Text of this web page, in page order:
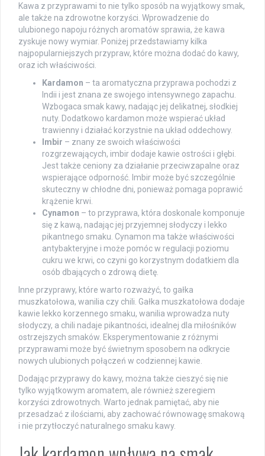
Kawa z przyprawami to nie tylko sposób na wyjątkowy smak,
ale także na zdrowotne korzyści. Wprowadzenie do
ulubionego napoju różnych aromatów sprawia, że kawa
zyskuje nowy wymiar. Poniżej przedstawiamy kilka
najpopularniejszych przypraw, które można dodać do kawy,
oraz ich właściwości.
Kardamon – ta aromatyczna przyprawa pochodzi z
Indii i jest znana ze swojego intensywnego zapachu.
Wzbogaca smak kawy, nadając jej delikatnej, słodkiej
nuty. Dodatkowo kardamon może wspierać układ
trawienny i działać korzystnie na układ oddechowy.
Imbir – znany ze swoich właściwości
rozgrzewających, imbir dodaje kawie ostrości i głębi.
Jest także ceniony za działanie przeciwzapalne oraz
wspierające odporność. Imbir może być szczególnie
skuteczny w chłodne dni, ponieważ pomaga poprawić
krążenie krwi.
Cynamon – to przyprawa, która doskonale komponuje
się z kawą, nadając jej przyjemnej słodyczy i lekko
pikantnego smaku. Cynamon ma także właściwości
antybakteryjne i może pomóc w regulacji poziomu
cukru we krwi, co czyni go korzystnym dodatkiem dla
osób dbających o zdrową dietę.
Inne przyprawy, które warto rozważyć, to gałka
muszkatołowa, wanilia czy chili. Gałka muszkatołowa dodaje
kawie lekko korzennego smaku, wanilia wprowadza nuty
słodyczy, a chili nadaje pikantności, idealnej dla miłośników
ostrzejszych smaków. Eksperymentowanie z różnymi
przyprawami może być świetnym sposobem na odkrycie
nowych ulubionych połączeń w codziennej kawie.
Dodając przyprawy do kawy, można także cieszyć się nie
tylko wyjątkowym aromatem, ale również szeregiem
korzyści zdrowotnych. Warto jednak pamiętać, aby nie
przesadzać z ilościami, aby zachować równowagę smakową
i nie przytłoczyć naturalnego smaku kawy.